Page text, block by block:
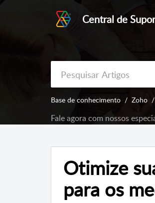
Central de
Base de conhecimento Zoho
Fale agora com nossos
Otimize
para os